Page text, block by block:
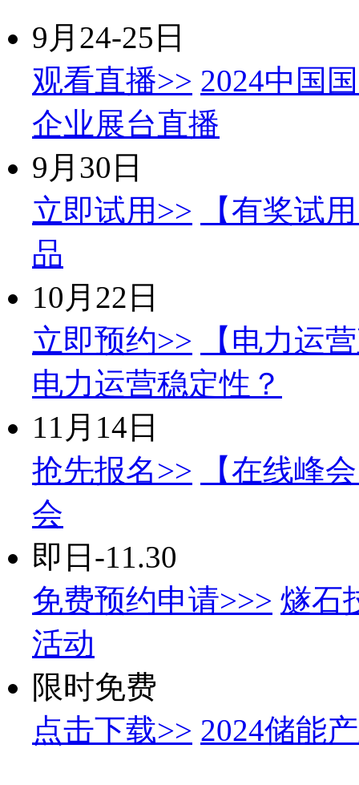
9月24-25日
观看直播>> 2024中国
企业展台直播
9月30日
立即试用>>
【有奖试
品
10月22日
立即预约>>
【电力运
电力运营稳定性？
11月14日
抢先报名>>
【在线峰
会
即日-11.30
免费预约申请>>> 燧石
活动
限时免费
点击下载>> 2024储能